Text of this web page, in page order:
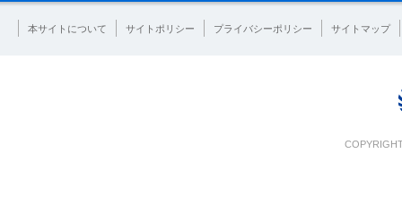
本サイトについて サイトポリシー プライバシーポリシー サイトマップ